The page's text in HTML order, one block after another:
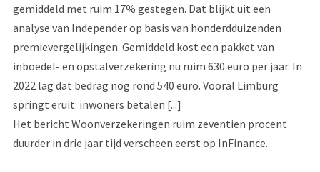
gemiddeld met ruim 17% gestegen. Dat blijkt uit een
analyse van Independer op basis van honderdduizenden
premie­vergelijkingen. Gemiddeld kost een pakket van
inboedel- en opstalverzekering nu ruim 630 euro per jaar. In
2022 lag dat bedrag nog rond 540 euro. Vooral Limburg
springt eruit: inwoners betalen [...]
Het bericht Woonverzekeringen ruim zeventien procent
duurder in drie jaar tijd verscheen eerst op InFinance.